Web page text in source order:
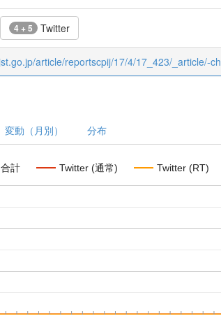
4 + 5 Twitter
article/reportscpij/17/4/17_423/_article/-
変動（月別） 分布
合計 Twitter (通常) Twitter (RT)